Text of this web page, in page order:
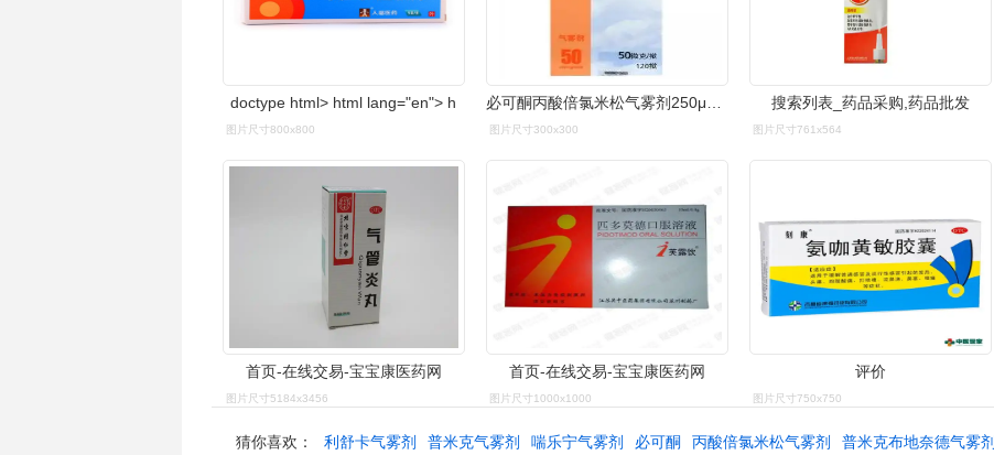
doctype html> html lang="en"> h
图片尺寸800x800
必可酮丙酸倍氯米松气雾剂250μg80揿
图片尺寸300x300
搜索列表_药品采购,药品批发
图片尺寸761x564
首页-在线交易-宝宝康医药网
图片尺寸5184x3456
首页-在线交易-宝宝康医药网
图片尺寸1000x1000
评价
图片尺寸750x750
猜你喜欢： 利舒卡气雾剂 普米克气雾剂 喘乐宁气雾剂 必可酮 丙酸倍氯米松气雾剂 普米克布地奈德气雾剂